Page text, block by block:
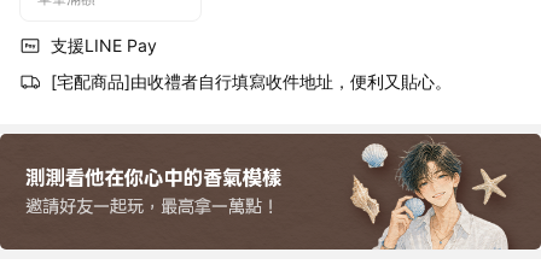
支援LINE Pay
[宅配商品]由收禮者自行填寫收件地址，便利又貼心。